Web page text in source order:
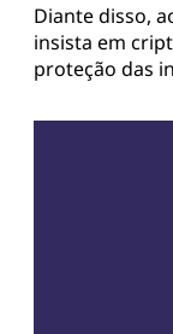
Diante disso,
insista em
proteção das